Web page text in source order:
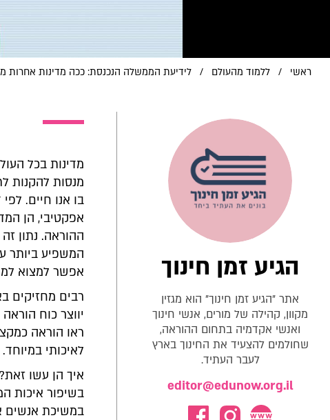
ראשי / ללמוד מהעולם / לידיעת הממשלה הנכנסת: ככה מדינות אחרות
מדינות בכל
מנסות להקנות
אפקטיבי, הן
ההוראה. נתון
המשפיע ביותר
אפשר למצוא
רבים מחזיקים
יווצר כוח
ראו הוראה
לאיכותי במיוחד.
איך הן עשו
בשיפור איכות
במשיכת אנשים
הגיע זמן חינוך
אתר "הגיע זמן חינוך" הוא מגזין
מקוון, קהילה של מורים, אנשי חינוך
ואנשי אקדמיה בתחום ההוראה,
שחולמים להצעיד את החינוך בארץ
לעבר העתיד.
editor@edunow.org.il